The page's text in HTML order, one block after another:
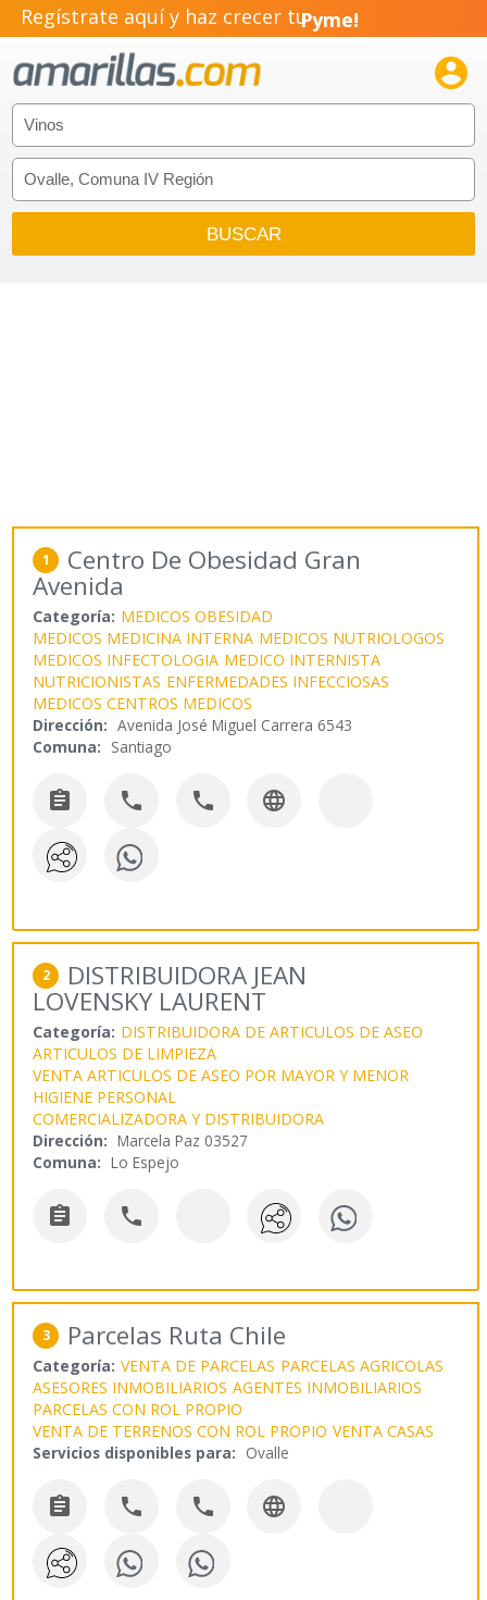
Regístrate aquí y haz crecer tuPyme!
Emprendimiento!

1 Centro De Obesidad Gran
Avenida
Categoría: MEDICOS OBESIDAD
MEDICOS MEDICINA INTERNA MEDICOS NUTRIOLOGOS
MEDICOS INFECTOLOGIA MEDICO INTERNISTA
NUTRICIONISTAS ENFERMEDADES INFECCIOSAS
MEDICOS CENTROS MEDICOS
Dirección: Avenida José Miguel Carrera 6543
Comuna: Santiago
   
2 DISTRIBUIDORA JEAN
LOVENSKY LAURENT
Categoría: DISTRIBUIDORA DE ARTICULOS DE ASEO
ARTICULOS DE LIMPIEZA
VENTA ARTICULOS DE ASEO POR MAYOR Y MENOR
HIGIENE PERSONAL
COMERCIALIZADORA Y DISTRIBUIDORA
Dirección: Marcela Paz 03527
Comuna: Lo Espejo
 
3 Parcelas Ruta Chile
Categoría: VENTA DE PARCELAS PARCELAS AGRICOLAS
ASESORES INMOBILIARIOS AGENTES INMOBILIARIOS
PARCELAS CON ROL PROPIO
VENTA DE TERRENOS CON ROL PROPIO VENTA CASAS
Servicios disponibles para: Ovalle
   